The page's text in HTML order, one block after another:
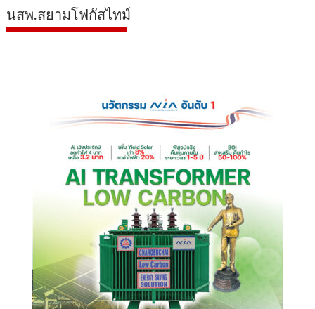
นสพ.สยามโฟกัสไทม์